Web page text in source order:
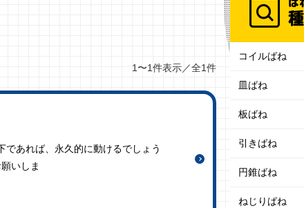
1〜1件表示／全1件
あれば、永久的に動けるでしょう
いしま
コイルばね
皿ばね
板ばね
引きばね
円錐ばね
ねじりばね